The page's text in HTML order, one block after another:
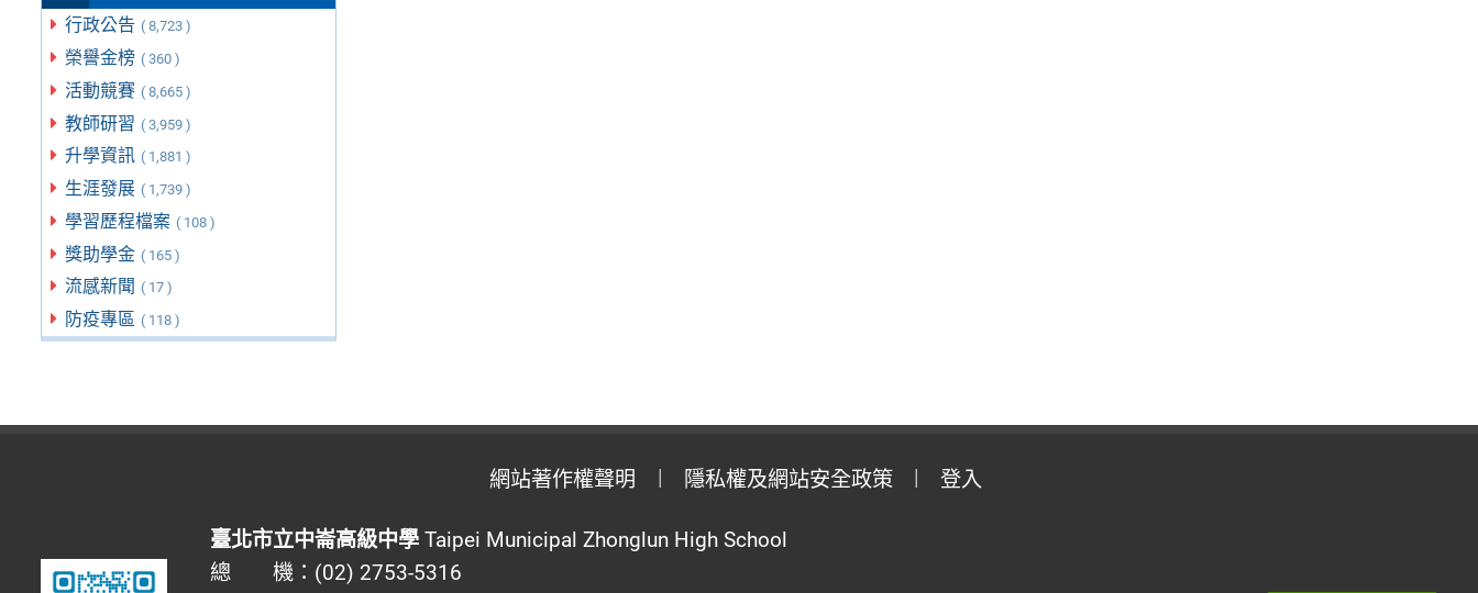
行政公告 ( 8,723 )
榮譽金榜 ( 360 )
活動競賽 ( 8,665 )
教師研習 ( 3,959 )
升學資訊 ( 1,881 )
生涯發展 ( 1,739 )
學習歷程檔案 ( 108 )
獎助學金 ( 165 )
流感新聞 ( 17 )
防疫專區 ( 118 )
網站著作權聲明 隱私權及網站安全政策 登入
臺北市立中崙高級中學Taipei Municipal Zhonglun High School
總 機：(02) 2753-5316